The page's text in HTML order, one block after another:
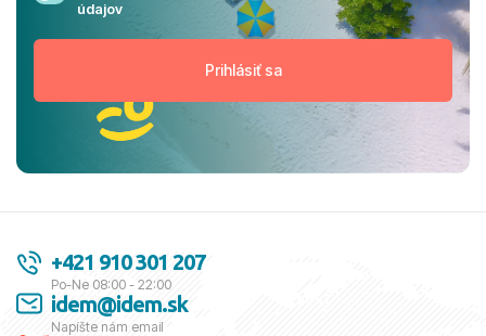
údajov
+421 910 301 207
Po-Ne 08:00 - 22:00
idem@idem.sk
Napíšte nám email